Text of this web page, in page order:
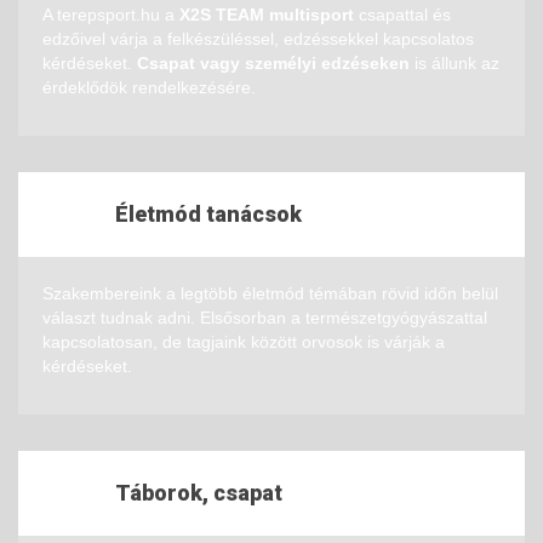
A terepsport.hu a X2S TEAM multisport csapattal és
edzőivel várja a felkészüléssel, edzéssekkel kapcsolatos
kérdéseket. Csapat vagy személyi edzéseken is állunk az
érdeklődök rendelkezésére.
Életmód tanácsok
Szakembereink a legtöbb életmód témában rövid időn belül
választ tudnak adni. Elsősorban a természetgyógyászattal
kapcsolatosan, de tagjaink között orvosok is várják a
kérdéseket.
Táborok, csapat